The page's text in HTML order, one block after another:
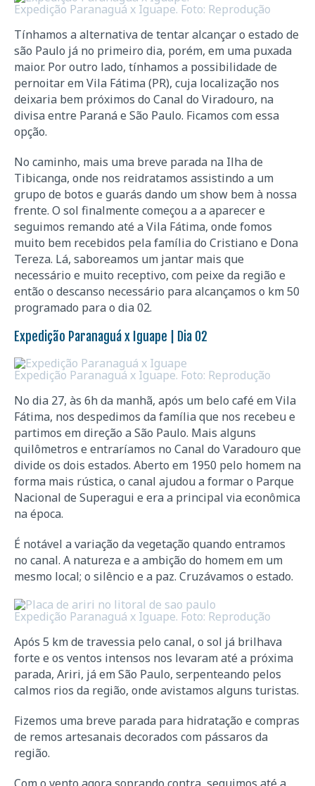
Expedição Paranaguá x Iguape. Foto: Reprodução
Tínhamos a alternativa de tentar alcançar o estado de
são Paulo já no primeiro dia, porém, em uma puxada
maior. Por outro lado, tínhamos a possibilidade de
pernoitar em Vila Fátima (PR), cuja localização nos
deixaria bem próximos do Canal do Viradouro, na
divisa entre Paraná e São Paulo. Ficamos com essa
opção.
No caminho, mais uma breve parada na Ilha de
Tibicanga, onde nos reidratamos assistindo a um
grupo de botos e guarás dando um show bem à nossa
frente. O sol finalmente começou a a aparecer e
seguimos remando até a Vila Fátima, onde fomos
muito bem recebidos pela família do Cristiano e Dona
Tereza. Lá, saboreamos um jantar mais que
necessário e muito receptivo, com peixe da região e
então o descanso necessário para alcançamos o km 50
programado para o dia 02.
Expedição Paranaguá x Iguape | Dia 02
Expedição Paranaguá x Iguape. Foto: Reprodução
No dia 27, às 6h da manhã, após um belo café em Vila
Fátima, nos despedimos da família que nos recebeu e
partimos em direção a São Paulo. Mais alguns
quilômetros e entraríamos no Canal do Varadouro que
divide os dois estados. Aberto em 1950 pelo homem na
forma mais rústica, o canal ajudou a formar o Parque
Nacional de Superagui e era a principal via econômica
na época.
É notável a variação da vegetação quando entramos
no canal. A natureza e a ambição do homem em um
mesmo local; o silêncio e a paz. Cruzávamos o estado.
Expedição Paranaguá x Iguape. Foto: Reprodução
Após 5 km de travessia pelo canal, o sol já brilhava
forte e os ventos intensos nos levaram até a próxima
parada, Ariri, já em São Paulo, serpenteando pelos
calmos rios da região, onde avistamos alguns turistas.
Fizemos uma breve parada para hidratação e compras
de remos artesanais decorados com pássaros da
região.
Com o vento agora soprando contra, seguimos até a